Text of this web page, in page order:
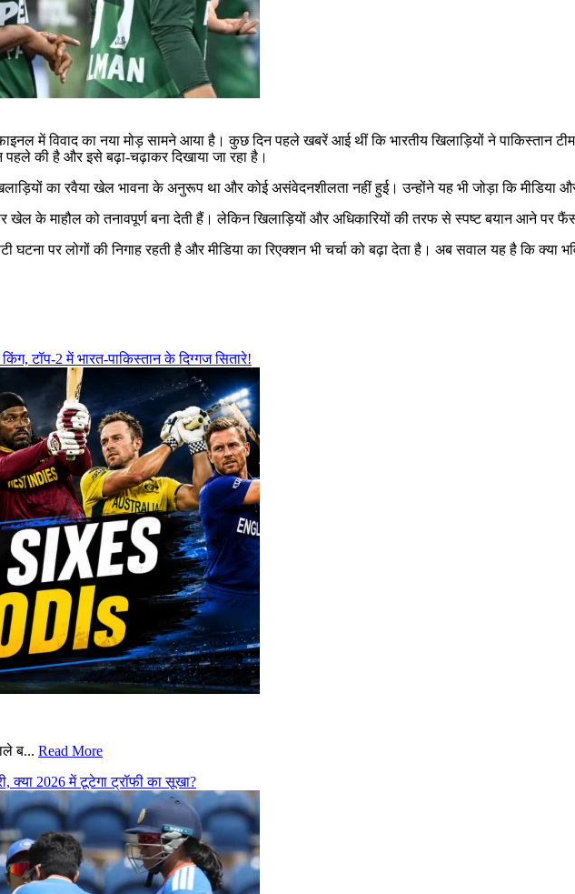
में विवाद का नया मोड़ सामने आया है। कुछ दिन पहले खबरें आई थीं कि भारतीय खिलाड़ियों ने पाकिस्तान
पहले की है और इसे बढ़ा-चढ़ाकर दिखाया जा रहा है।
का रवैया खेल भावना के अनुरूप था और कोई असंवेदनशीलता नहीं हुई। उन्होंने यह भी जोड़ा कि मीडिया
के माहौल को तनावपूर्ण बना देती हैं। लेकिन खिलाड़ियों और अधिकारियों की तरफ से स्पष्ट बयान आने पर
घटना पर लोगों की निगाह रहती है और मीडिया का रिएक्शन भी चर्चा को बढ़ा देता है। अब सवाल यह है कि क्या
टॉप-2 में भारत-पाकिस्तान के दिग्गज सितारे!
ब... Read More
क्या 2026 में टूटेगा ट्रॉफी का सूखा?